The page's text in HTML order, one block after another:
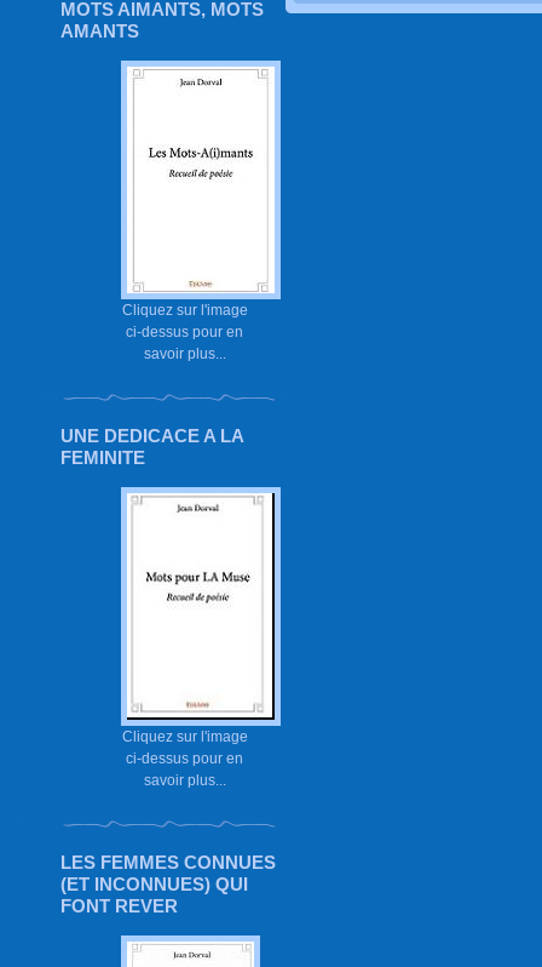
MOTS AIMANTS, MOTS
AMANTS
Cliquez sur l'image
ci-dessus pour en
savoir plus...
UNE DEDICACE A LA
FEMINITE
Cliquez sur l'image
ci-dessus pour en
savoir plus...
LES FEMMES CONNUES
(ET INCONNUES) QUI
FONT REVER